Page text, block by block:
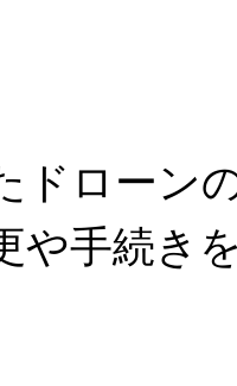
ドローン
や手続き